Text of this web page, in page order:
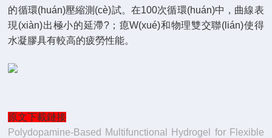
的循環(huán)壓縮測(cè)試。在100次循環(huán)中，曲線表
現(xiàn)出極小的延滯?；瘜W(xué)和物理雙交聯(lián)使得
水凝膠具有較高的疲勞性能。
原文下載鏈接
Polydopamine-Based Multifunctional Hydrogel for Flexible